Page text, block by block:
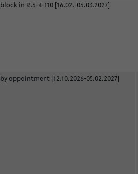
block in R.5-4-110 [16.02.-05.03.2027]
by appointment [12.10.2026-05.02.2027]